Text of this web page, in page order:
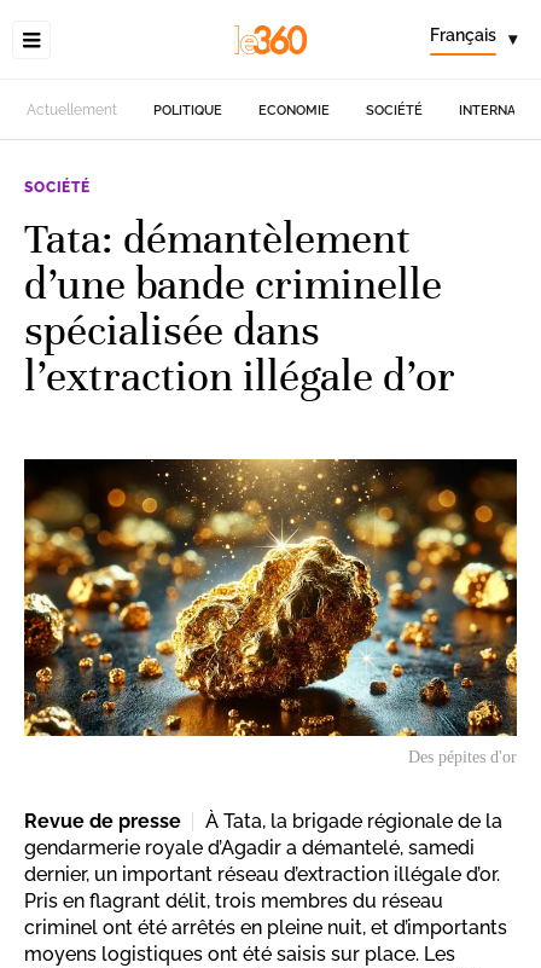
Français ▾
Actuellement POLITIQUE ECONOMIE SOCIÉTÉ
SOCIÉTÉ
Tata: démantèlement
d’une bande criminelle
spécialisée dans
l’extraction illégale d’or
Des pépites d'or
Revue de presse
À Tata, la brigade régionale de la
gendarmerie royale d’Agadir a démantelé, samedi
dernier, un important réseau d’extraction illégale d’or.
Pris en flagrant délit, trois membres du réseau
criminel ont été arrêtés en pleine nuit, et d’importants
moyens logistiques ont été saisis sur place. Les